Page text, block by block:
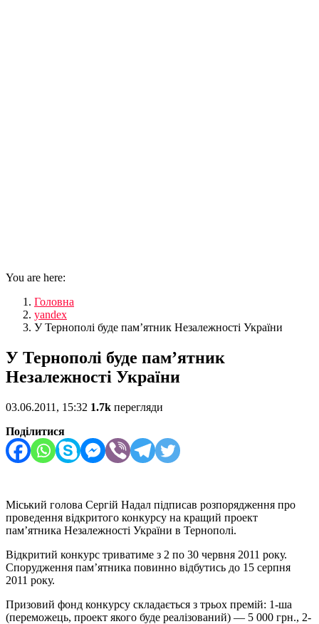
You are here:
Головна
yandex
У Тернополі буде пам’ятник Незалежності України
У Тернополі буде пам’ятник
Незалежності України
03.06.2011, 15:32 1.7k перегляди
Поділитися
Міський голова Сергій Надал підписав розпорядження про
проведення відкритого конкурсу на кращий проект
пам’ятника Незалежності України в Тернополі.
Відкритий конкурс триватиме з 2 по 30 червня 2011 року.
Спорудження пам’ятника повинно відбутись до 15 серпня
2011 року.
Призовий фонд конкурсу складається з трьох премій: 1-ша
(переможець, проект якого буде реалізований) — 5 000 грн., 2-